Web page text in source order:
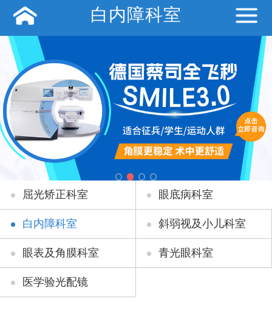
白内障科室
屈光矫正科室 眼底病科室
白内障科室 斜弱视及小儿科室
眼表及角膜科室 青光眼科室
医学验光配镜